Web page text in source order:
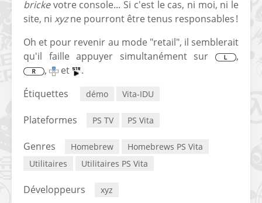
brickevotre console... Si c'est le cas, ni moi, ni le
site, ni xyzne pourront être tenus responsables !
Oh et pour revenir au mode "retail", il semblerait
qu'il faille appuyer simultanément sur
,
,
et
.
Étiquettes
démo Vita-IDU
Plateformes PS TV PS Vita
Genres Homebrew
Homebrews PS Vita
Utilitaires
Utilitaires PS Vita
Développeurs xyz